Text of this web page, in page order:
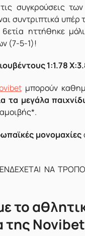
συγκρούσεις
συντριπτικά υπέρ
ηττήθηκε
(7-5-1)!
1:1.78
μπορούν
τα μεγάλα
μονομαχίες
ΝΑ
το
της Novibet